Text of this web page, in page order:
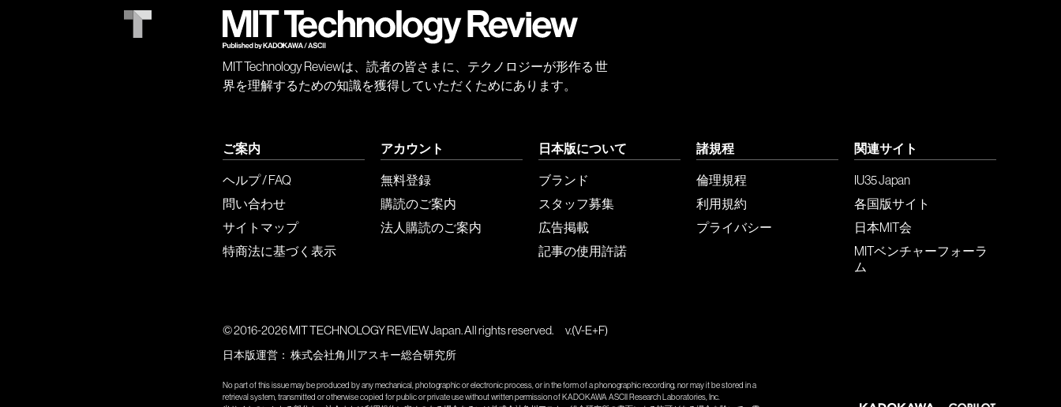
MIT Technology Reviewは、読者の皆さまに、テクノロジーが形作る 世
界を理解するための知識を獲得していただくためにあります。
ご案内
ヘルプ / FAQ
問い合わせ
サイトマップ
特商法に基づく表示
アカウント
無料登録
購読のご案内
法人購読のご案内
日本版について
ブランド
スタッフ募集
広告掲載
記事の使用許諾
諸規程
倫理規程
利用規約
プライバシー
関連サイト
IU35 Japan
各国版サイト
日本MIT会
MITベンチャーフォーラ
ム
© 2016-2026 MIT TECHNOLOGY REVIEW Japan. All rights reserved. v.(V-E+F)
日本版運営： 株式会社角川アスキー総合研究所
No part of this issue may be produced by any mechanical, photographic or electronic process, or in the form of a phonographic recording, nor may it be stored in a
retrieval system, transmitted or otherwise copied for public or private use without written permission of KADOKAWA ASCII Research Laboratories, Inc.